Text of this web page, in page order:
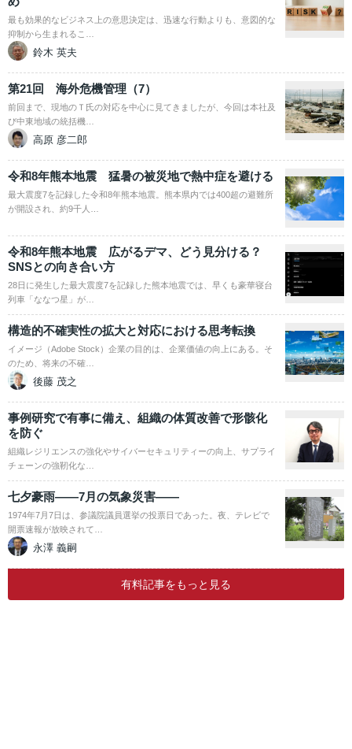
最も効果的なビジネス上の意思決定は、迅速な行動よりも、意図的な
抑制から生まれるこ…
鈴木 英夫
第21回 海外危機管理（7）
前回まで、現地のＴ氏の対応を中心に見てきましたが、今回は本社及
び中東地域の統括機…
高原 彦二郎
令和8年熊本地震 猛暑の被災地で熱中症を避ける
最大震度7を記録した令和8年熊本地震。熊本県内では400超の避難所
が開設され、約9千人…
令和8年熊本地震 広がるデマ、どう見分ける？
SNSとの向き合い方
28日に発生した最大震度7を記録した熊本地震では、早くも豪華寝台
列車「ななつ星」が…
構造的不確実性の拡大と対応における思考転換
イメージ（Adobe Stock）企業の目的は、企業価値の向上にある。そ
のため、将来の不確…
後藤 茂之
事例研究で有事に備え、組織の体質改善で形骸化
を防ぐ
組織レジリエンスの強化やサイバーセキュリティーの向上、サプライ
チェーンの強靭化な…
七夕豪雨――7月の気象災害――
1974年7月7日は、参議院議員選挙の投票日であった。夜、テレビで
開票速報が放映されて…
永澤 義嗣
有料記事をもっと見る